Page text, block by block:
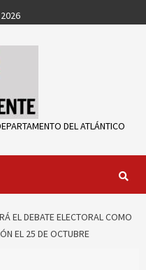
DEL ATLÁNTICO
EL DEBATE ELECTORAL COMO
EL 25 DE OCTUBRE